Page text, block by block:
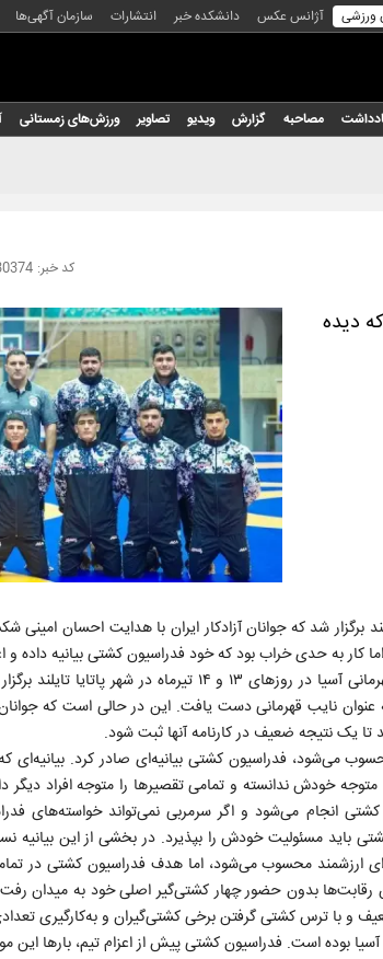
ورزشی آژانس عکس دانشکده خبر انتشارات سازمان آگهی‌ها
مصاحبه گزارش ویدیو تصاویر ورزش‌های زمستانی
دیده
برگزار شد که جوانان آزادکار ایران با هدایت احسان
به حدی خراب بود که خود فدراسیون کشتی بیانیه داده و
از تیم ملی قزاقستان به عنوان نایب قهرمانی دست یافت. این در حالی
تا یک نتیجه ضعیف در کارنامه آنها ثبت شود.
می‌شود، فدراسیون کشتی بیانیه‌ای صادر کرد.
خودش ندانسته و تمامی تقصیرها را متوجه افراد
انجام می‌شود و اگر سرمربی نمی‌تواند خواسته‌های
باید مسئولیت خودش را بپذیرد. در بخشی از این بیانیه
ارزشمند محسوب می‌شود، اما هدف فدراسیون کشتی در
رقابت‌ها بدون حضور چهار کشتی‌گیر اصلی خود به میدان
و با ترس کشتی گرفتن برخی کشتی‌گیران و به‌کارگیری
بوده است. فدراسیون کشتی پیش از اعزام تیم، بارها این